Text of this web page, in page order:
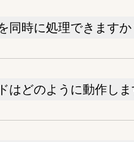
同時に処理できますか
はどのように動作しま